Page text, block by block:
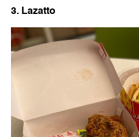
3. Lazatto